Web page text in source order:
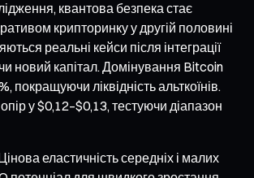
квантова безпека стає
крипторинку у другій половині
реальні кейси після інтеграції
новий капітал. Домінування Bitcoin
покращуючи ліквідність альткоїнів.
у $0,12–$0,13, тестуючи діапазон
еластичність середніх і малих